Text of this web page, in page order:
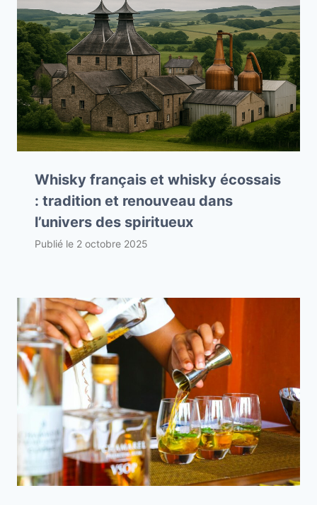
Whisky français et whisky écossais
: tradition et renouveau dans
l’univers des spiritueux
Publié le 2 octobre 2025